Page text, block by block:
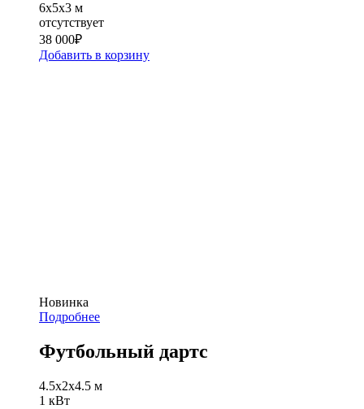
6х5х3 м
отсутствует
38 000₽
Добавить в корзину
Новинка
Подробнее
Футбольный дартс
4.5x2x4.5 м
1 кВт